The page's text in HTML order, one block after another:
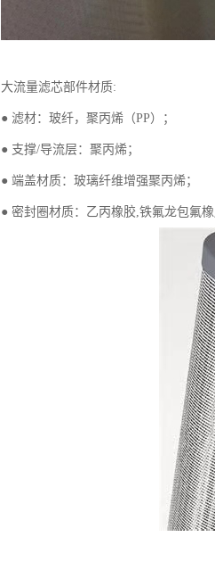
大流量滤芯部件材质:
● 滤材：玻纤，聚丙烯（PP）；
● 支撑/导流层：聚丙烯；
● 端盖材质：玻璃纤维增强聚丙烯；
● 密封圈材质：乙丙橡胶,铁氟龙包氟橡